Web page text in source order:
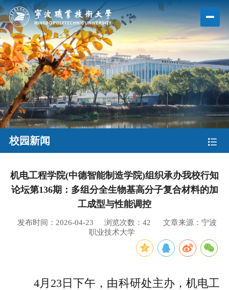
校园新闻
机电工程学院(中德智能制造学院)组织承办我校行知
论坛第136期：多组分全生物基高分子复合材料的加
工成型与性能调控
发布时间：2026-04-23 浏览次数： 42
文章来源：宁波
职业技术大学
4月23日下午，由科研处主办，机电工